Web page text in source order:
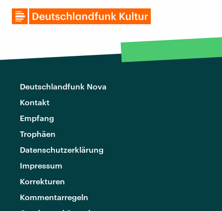
Deutschlandfunk Nova
Kontakt
Empfang
Trophäen
Datenschutzerklärung
Impressum
Korrekturen
Kommentarregeln